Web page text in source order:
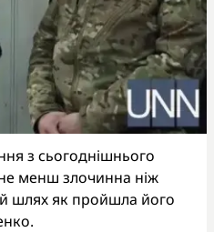
з сьогоднішнього
менш злочинна ніж
шлях як пройшла його